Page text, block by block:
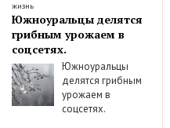
жизнь
Южноуральцы делятся
грибным урожаем в
соцсетях.
Южноуральцы
делятся грибным
урожаем в
соцсетях.